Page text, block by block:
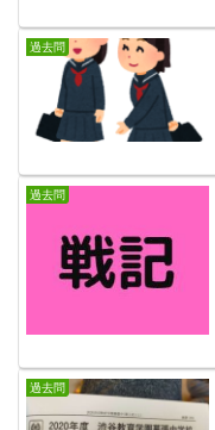
過去問
過去問
過去問